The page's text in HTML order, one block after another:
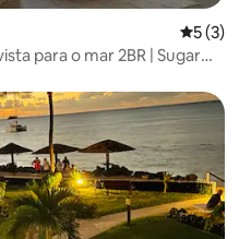
5 de
5 (3)
para o mar 2BR | Sugar